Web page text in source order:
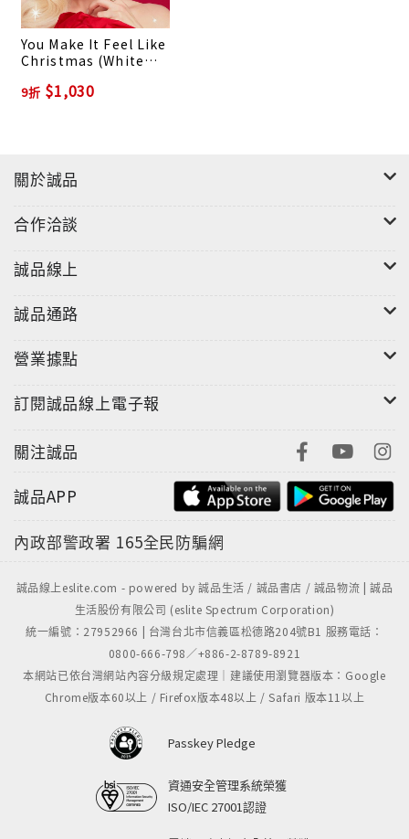
You Make It Feel Like
Christmas (White
9折 $1,030
關於誠品
合作洽談
誠品線上
誠品通路
營業據點
訂閱誠品線上電子報
關注誠品
誠品APP
內政部警政署 165全民防騙網
誠品線上eslite.com - powered by 誠品生活 / 誠品書店 / 誠品物流 | 誠品
生活股份有限公司 (eslite Spectrum Corporation)
統一編號：27952966 | 台灣台北市信義區松德路204號B1 服務電話：
0800-666-798／+886-2-8789-8921
本網站已依台灣網站內容分級規定處理｜建議使用瀏覽器版本：Google
Chrome版本60以上 / Firefox版本48以上 / Safari 版本11以上
Passkey Pledge
資通安全管理系統榮獲
ISO/IEC 27001認證